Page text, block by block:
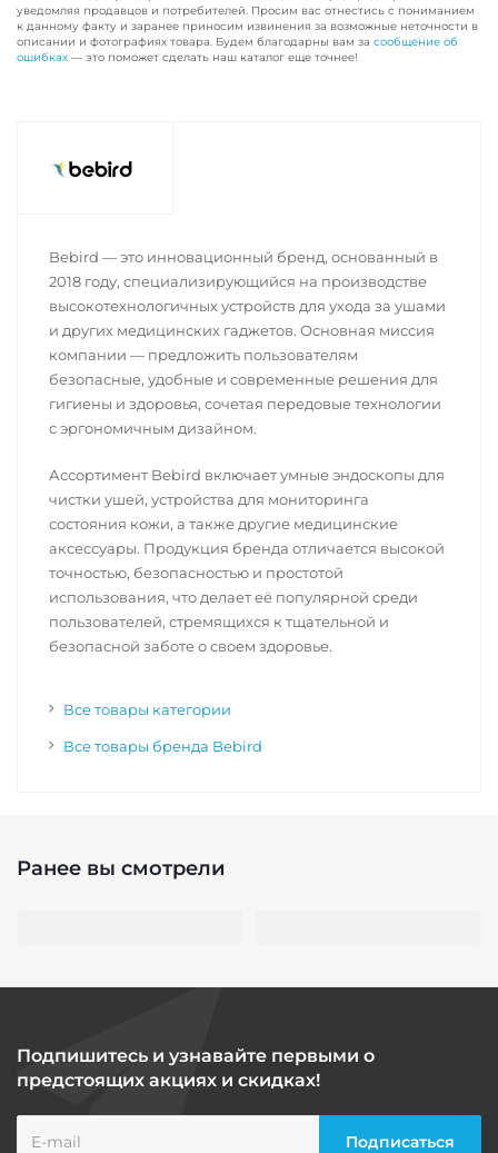
уведомляя продавцов и потребителей. Просим вас отнестись с пониманием
к данному факту и заранее приносим извинения за возможные неточности в
описании и фотографиях товара. Будем благодарны вам за сообщение об
ошибках — это поможет сделать наш каталог еще точнее!
Bebird — это инновационный бренд, основанный в
2018 году, специализирующийся на производстве
высокотехнологичных устройств для ухода за ушами
и других медицинских гаджетов. Основная миссия
компании — предложить пользователям
безопасные, удобные и современные решения для
гигиены и здоровья, сочетая передовые технологии
с эргономичным дизайном.
Ассортимент Bebird включает умные эндоскопы для
чистки ушей, устройства для мониторинга
состояния кожи, а также другие медицинские
аксессуары. Продукция бренда отличается высокой
точностью, безопасностью и простотой
использования, что делает её популярной среди
пользователей, стремящихся к тщательной и
безопасной заботе о своем здоровье.
Все товары категории
Все товары бренда Bebird
Ранее вы смотрели
Подпишитесь и узнавайте первыми о
предстоящих акциях и скидках!